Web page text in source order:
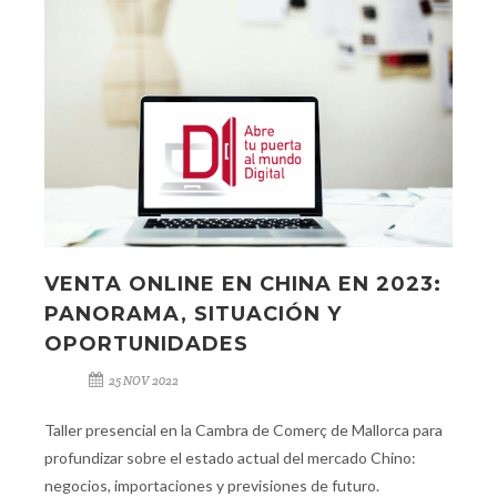
VENTA ONLINE EN CHINA EN 2023:
PANORAMA, SITUACIÓN Y
OPORTUNIDADES
25 NOV 2022
Taller presencial en la Cambra de Comerç de Mallorca para
profundizar sobre el estado actual del mercado Chino:
negocios, importaciones y previsiones de futuro.